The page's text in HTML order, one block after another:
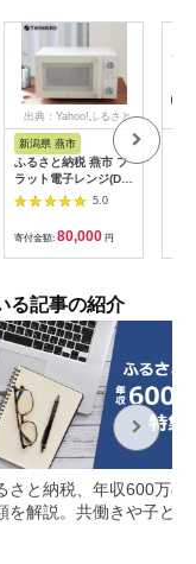
出典：Yahoo!ふるさと
納税
新潟県 燕市
ふるさと納税 燕市 フ
ラット電子レンジ(DR-
LD20W)
5.0
寄付金額: 80,000 円
る記事の紹介
さと納税、年収600万の
を解説。共働きや子ども